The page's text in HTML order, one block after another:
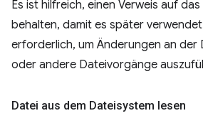
Es ist hilfreich, einen Verweis auf
behalten, damit es später
erforderlich, um Änderungen an der
oder andere Dateivorgänge
Datei aus dem Dateisystem lesen